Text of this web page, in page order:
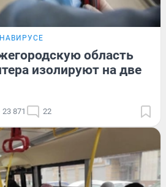
область
изолируют на две
23 871 22